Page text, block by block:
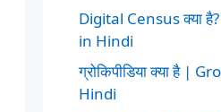
Digital Census क्या
in Hindi
ग्रोकिपीडिया क्या है |
Hindi